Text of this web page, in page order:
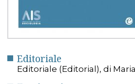
Editoriale
Editoriale (Editorial), di